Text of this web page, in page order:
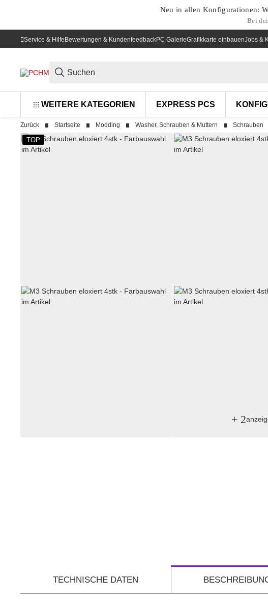
Neu in allen Konfigurationen:
Bei
Service & HilfeBewertungen & KundenfeedbackPC GalerieGrafikkarte einbauenJobs &
WEITERE KATEGORIEN EXPRESS PCS
Zurück Startseite Modding Washer, Schrauben & Muttern Schrauben
+ 2
TOP
TECHNISCHE DATEN